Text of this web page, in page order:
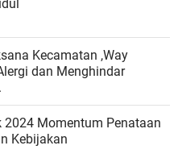
Kecamatan ,Way
dan Menghindar
2024 Momentum Penataan
Kebijakan